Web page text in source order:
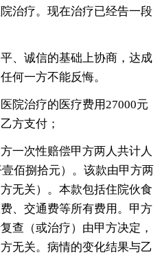
治疗。现在治疗已经告一段
、诚信的基础上协商，达成
何一方不能反悔。
院治疗的医疗费用27000元
方支付；
一次性赔偿甲方两人共计人
佰捌拾元）。该款由甲方两
无关）。本款包括住院伙食
、交通费等所有费用。甲方
查（或治疗）由甲方决定，
无关。病情的变化结果与乙